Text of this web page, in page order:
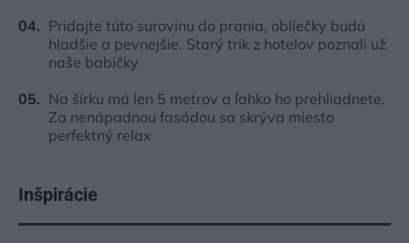
Pridajte túto surovinu do prania, obliečky budú
hladšie a pevnejšie. Starý trik z hotelov poznali už
naše babičky
Na šírku má len 5 metrov a ľahko ho prehliadnete.
Za nenápadnou fasádou sa skrýva miesto
perfektný relax
Inšpirácie